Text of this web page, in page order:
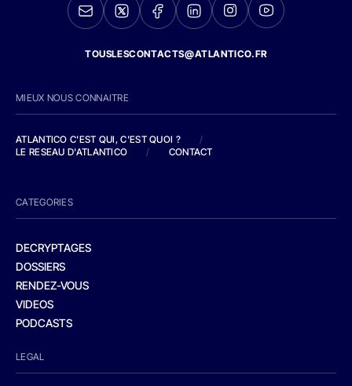
TOUSLESCONTACTS@ATLANTICO.FR
MIEUX NOUS CONNAITRE
ATLANTICO C'EST QUI, C'EST QUOI ?
/
LE RESEAU D'ATLANTICO
/ CONTACT
CATEGORIES
DECRYPTAGES
DOSSIERS
RENDEZ-VOUS
VIDEOS
PODCASTS
LEGAL